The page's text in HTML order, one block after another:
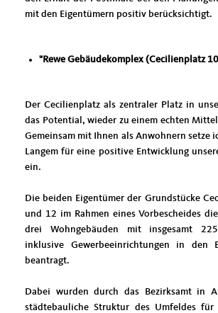
mit den Eigentümern positiv berücksichtigt.
"Rewe Gebäudekomplex (Cecilienplatz
Der Cecilienplatz als zentraler Platz in
das Potential, wieder zu einem echten
Gemeinsam mit Ihnen als Anwohnern setze
Langem für eine positive Entwicklung
ein.
Die beiden Eigentümer der Grundstücke
und 12 im Rahmen eines Vorbescheides
drei Wohngebäuden mit insgesamt
inklusive Gewerbeeinrichtungen in den
beantragt.
Dabei wurden durch das Bezirksamt in
städtebauliche Struktur des Umfeldes für